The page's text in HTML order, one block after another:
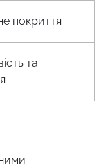
покриття
та